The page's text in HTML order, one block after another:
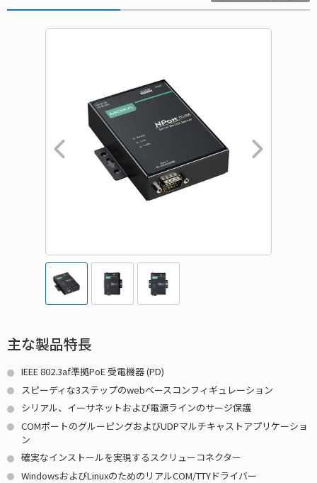
主な製品特長
IEEE 802.3af準拠PoE 受電機器 (PD)
スピーディな3ステップのwebベースコンフィギュレーション
シリアル、イーサネットおよび電源ラインのサージ保護
COMポートのグルーピングおよびUDPマルチキャストアプリケーショ
ン
確実なインストールを実現するスクリューコネクター
WindowsおよびLinuxのためのリアルCOM/TTYドライバー